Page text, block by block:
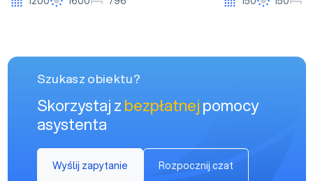
Szukasz obiektu?
Skorzystaj zbezpłatnejpomocy
asystenta
Wyślij zapytanie Rozpocznij czat